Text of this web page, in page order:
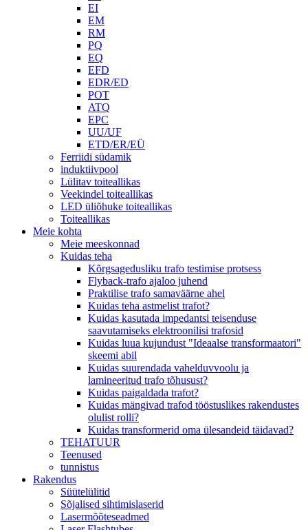
EI
EM
RM
PQ
EQ
EFD
EDR/ED
POT
ATQ
EPC
UU/UF
ETD/ER/EÜ
Ferriidi südamik
induktiivpool
Lülitav toiteallikas
Veekindel toiteallikas
LED üliõhuke toiteallikas
Toiteallikas
Meie kohta
Meie meeskonnad
Kuidas teha
Kõrgsagedusliku trafo testimise protsess
Flyback-trafo ajaloo juhend
Praktilise trafo samaväärne ahel
Kuidas teha astmelist trafot?
Kuidas kasutada impedantsi teisenduse
saavutamiseks elektroonilisi trafosid
Kuidas luua kujundust "Ideaalse transformaatori"
skeemi abil
Kuidas suurendada vahelduvvoolu ja
lamineeritud trafo tõhusust?
Kuidas paigaldada trafot?
Kuidas mängivad trafod tööstuslikes rakendustes
olulist rolli?
Kuidas transformerid oma ülesandeid täidavad?
TEHATUUR
Teenused
tunnistus
Rakendus
Süütelülitid
Sõjalised sihtimislaserid
Lasermõõteseadmed